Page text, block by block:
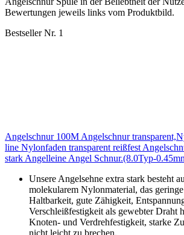
Bewertungen jeweils links vom Produktbild.
Bestseller Nr. 1
Angelschnur 100M Angelschnur
line Nylonfaden transparent reißfest
stark Angelleine Angel Schnur.(8.0Typ-
Unsere Angelsehne extra stark besteht
molekularem Nylonmaterial, das
Haltbarkeit, gute Zähigkeit,
Verschleißfestigkeit als gewebter Draht
Knoten- und Verdrehfestigkeit, starke